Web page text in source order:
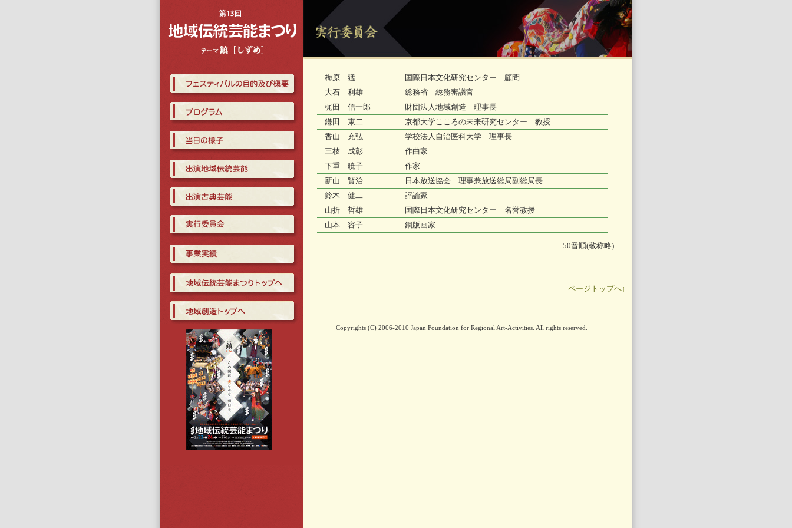
梅原 猛
国際日本文化研究センター 顧問
大石 利雄
総務省 総務審議官
梶田 信一郎
財団法人地域創造 理事長
鎌田 東二
京都大学こころの未来研究センター 教授
香山 充弘
学校法人自治医科大学 理事長
三枝 成彰
作曲家
下重 暁子
作家
新山 賢治
日本放送協会 理事兼放送総局副総局長
鈴木 健二
評論家
山折 哲雄
国際日本文化研究センター 名誉教授
山本 容子
銅版画家
50音順(敬称略)
ページトップへ↑
Copyrights (C) 2006-2010 Japan Foundation for Regional Art-Activities. All rights reserved.